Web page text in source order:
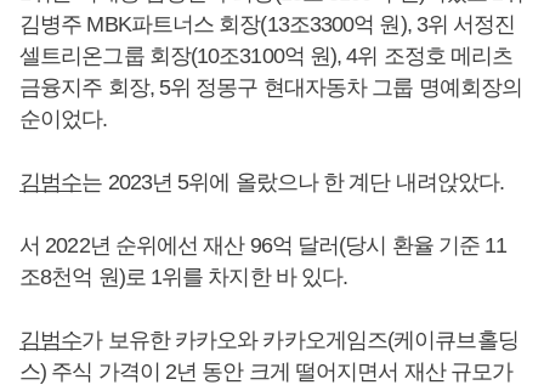
김병주 MBK파트너스 회장(13조3300억 원), 3위 서정진
셀트리온그룹 회장(10조3100억 원), 4위 조정호 메리츠
금융지주 회장, 5위 정몽구 현대자동차 그룹 명예회장의
순이었다.
김범수는 2023년 5위에 올랐으나 한 계단 내려앉았다.
서 2022년 순위에선 재산 96억 달러(당시 환율 기준 11
조8천억 원)로 1위를 차지한 바 있다.
김범수가 보유한 카카오와 카카오게임즈(케이큐브홀딩
스) 주식 가격이 2년 동안 크게 떨어지면서 재산 규모가